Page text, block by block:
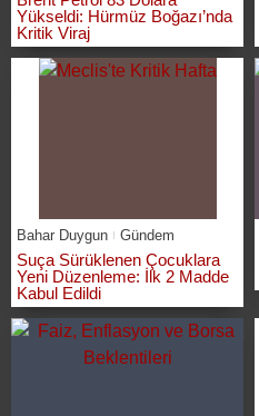
Yükseldi: Hürmüz Boğazı’nda
Kritik Viraj
Bahar Duygun Gündem
Suça Sürüklenen Çocuklara
Yeni Düzenleme: İlk 2 Madde
Kabul Edildi